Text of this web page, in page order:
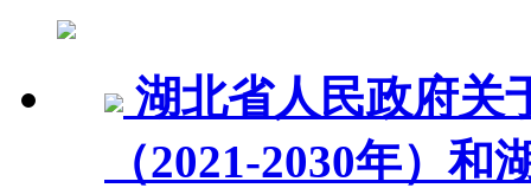
湖北省人民政府关
（2021-2030年）